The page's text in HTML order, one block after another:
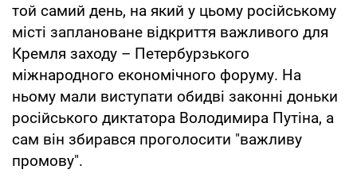
той самий день, на який у цьому російському
місті заплановане відкриття важливого для
Кремля заходу – Петербурзького
міжнародного економічного форуму. На
ньому мали виступати обидві законні доньки
російського диктатора Володимира Путіна, а
сам він збирався проголосити "важливу
промову".